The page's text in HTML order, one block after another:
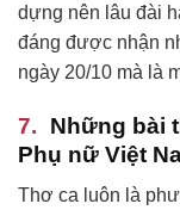
dựng nên lâu đài
đáng được nhận
ngày 20/10 mà là
Những bài
Phụ nữ Việt
Thơ ca luôn là